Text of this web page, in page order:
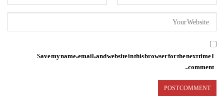
Save my name, email, and website in this browser for the next time I
comment.